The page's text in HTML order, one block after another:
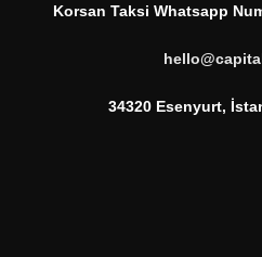
Korsan Taksi Whatsapp
34320 Esenyurt,